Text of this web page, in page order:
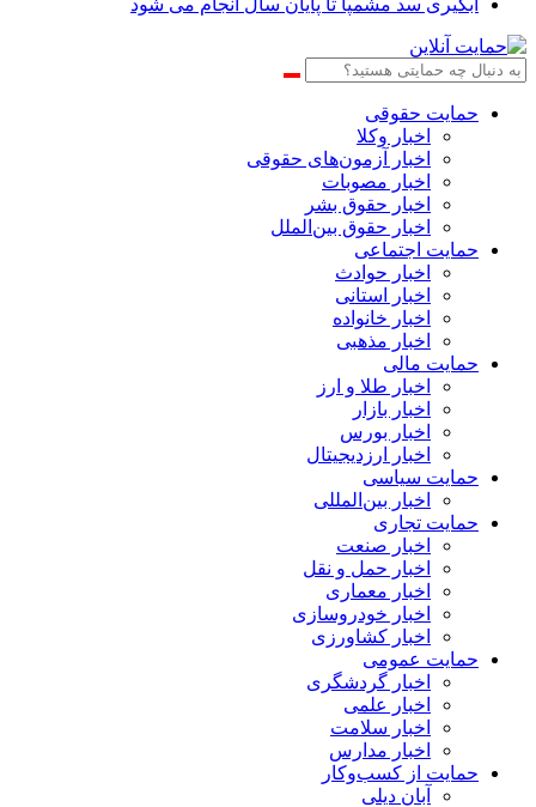
حمایت حقوقی
اخبار وکلا
اخبار آزمون‌های حقوقی
اخبار مصوبات
اخبار حقوق بشر
اخبار حقوق بین‌الملل
حمایت اجتماعی
اخبار حوادث
اخبار استانی
اخبار خانواده
اخبار مذهبی
حمایت مالی
اخبار طلا و ارز
اخبار بازار
اخبار بورس
اخبار ارزدیجیتال
حمایت سیاسی
اخبار بین‌المللی
حمایت تجاری
اخبار صنعت
اخبار حمل و نقل
اخبار معماری
اخبار خودروسازی
اخبار کشاورزی
حمایت عمومی
اخبار گردشگری
اخبار علمی
اخبار سلامت
اخبار مدارس
حمایت از کسب‌وکار
آبان دیلی